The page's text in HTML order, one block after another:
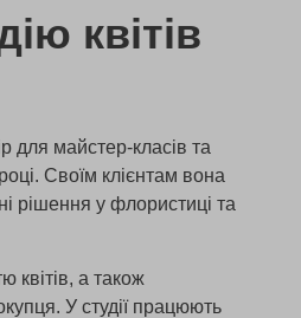
квітів
для майстер-класів та
Своїм клієнтам вона
рішення у флористиці та
квітів, а також
У студії працюють